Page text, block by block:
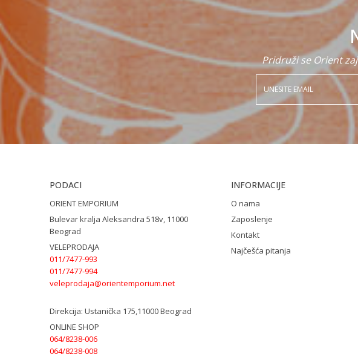
Pridruži se Orient
PODACI
ORIENT EMPORIUM
Bulevar kralja Aleksandra 518v, 11000
Beograd
VELEPRODAJA
011/7477-993
011/7477-994
veleprodaja@orientemporium.net
Direkcija: Ustanička 175,11000 Beograd
ONLINE SHOP
064/8238-006
064/8238-008
INFORMACIJE
O nama
Zaposlenje
Kontakt
Najčešća pitanja